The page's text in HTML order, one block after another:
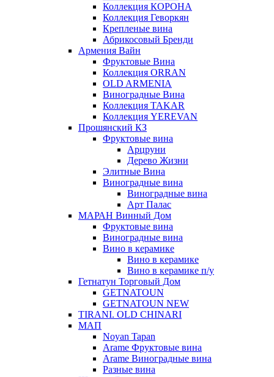
Коллекция КОРОНА
Коллекция Геворкян
Крепленые вина
Абрикосовый Бренди
Армения Вайн
Фруктовые Вина
Коллекция ORRAN
OLD ARMENIA
Виноградные Вина
Коллекция TAKAR
Коллекция YEREVAN
Прошянский КЗ
Фруктовые вина
Арцруни
Дерево Жизни
Элитные Вина
Виноградные вина
Виноградные вина
Арт Палас
МАРАН Винный Дом
Фруктовые вина
Виноградные вина
Вино в керамике
Вино в керамике
Вино в керамике п/у
Гетнатун Торговый Дом
GETNATOUN
GETNATOUN NEW
TIRANI. OLD CHINARI
МАП
Noyan Tapan
Arame Фруктовые вина
Arame Виноградные вина
Разные вина